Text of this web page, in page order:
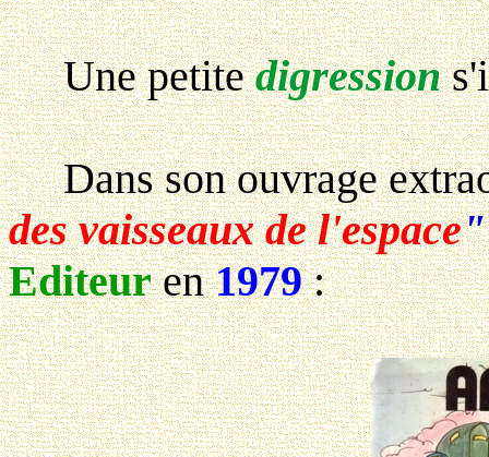
Une petitedigression
Dans son ouvrage
des vaisseaux de l'espace"
Editeuren1979: